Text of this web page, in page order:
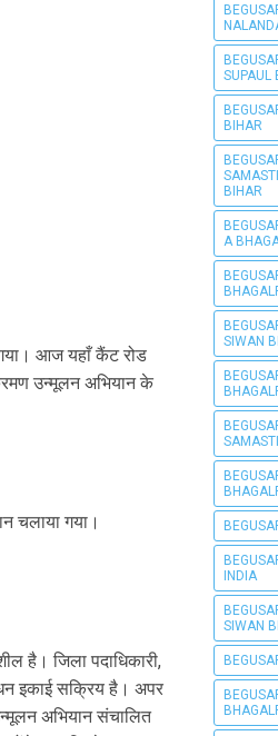
आज यहाँ कैंट रोड
उन्मूलन अभियान के
चलाया गया।
है। जिला पदाधिकारी,
इकाई सक्रिय है। अपर
अभियान संचालित
SUPAUL
BIHAR
BIHAR
A
SIWAN
INDIA
SIWAN